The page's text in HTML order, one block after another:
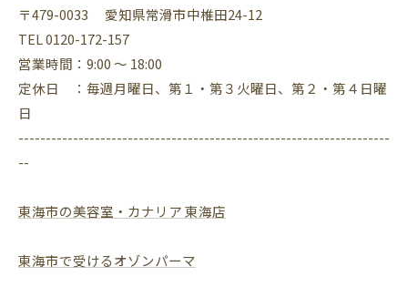
〒479-0033 愛知県常滑市中椎田24-12
TEL 0120-172-157
営業時間：9:00 ～ 18:00
定休日 ：毎週月曜日、第１・第３火曜日、第２・第４日曜
日
--------------------------------------------------------------------
--
東海市の美容室・カナリア 東海店
東海市で受けるオゾンパーマ